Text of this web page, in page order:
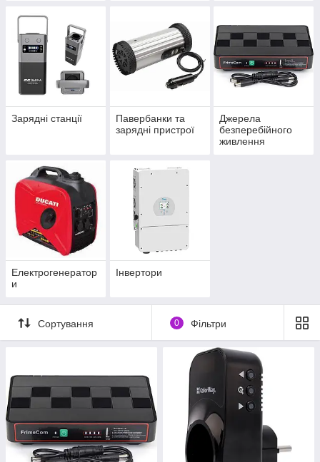
Зарядні станції
Павербанки та
зарядні пристрої
Джерела
безперебійного
живлення
Електрогенератор
и
Інвертори
Сортування 0 Фільтри